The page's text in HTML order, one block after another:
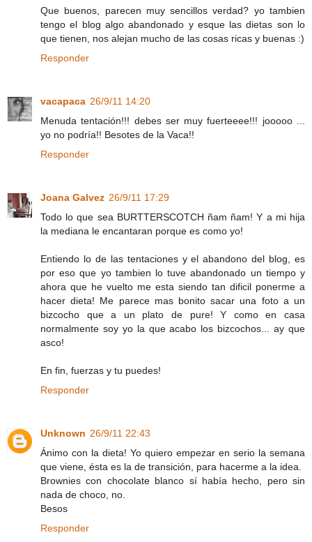
Que buenos, parecen muy sencillos verdad? yo tambien
tengo el blog algo abandonado y esque las dietas son lo
que tienen, nos alejan mucho de las cosas ricas y buenas :)
Responder
vacapaca 26/9/11 14:20
Menuda tentación!!! debes ser muy fuerteeee!!! jooooo ...
yo no podría!! Besotes de la Vaca!!
Responder
Joana Galvez 26/9/11 17:29
Todo lo que sea BURTTERSCOTCH ñam ñam! Y a mi hija
la mediana le encantaran porque es como yo!
Entiendo lo de las tentaciones y el abandono del blog, es
por eso que yo tambien lo tuve abandonado un tiempo y
ahora que he vuelto me esta siendo tan dificil ponerme a
hacer dieta! Me parece mas bonito sacar una foto a un
bizcocho que a un plato de pure! Y como en casa
normalmente soy yo la que acabo los bizcochos... ay que
asco!
En fin, fuerzas y tu puedes!
Responder
Unknown 26/9/11 22:43
Ánimo con la dieta! Yo quiero empezar en serio la semana
que viene, ésta es la de transición, para hacerme a la idea.
Brownies con chocolate blanco sí había hecho, pero sin
nada de choco, no.
Besos
Responder